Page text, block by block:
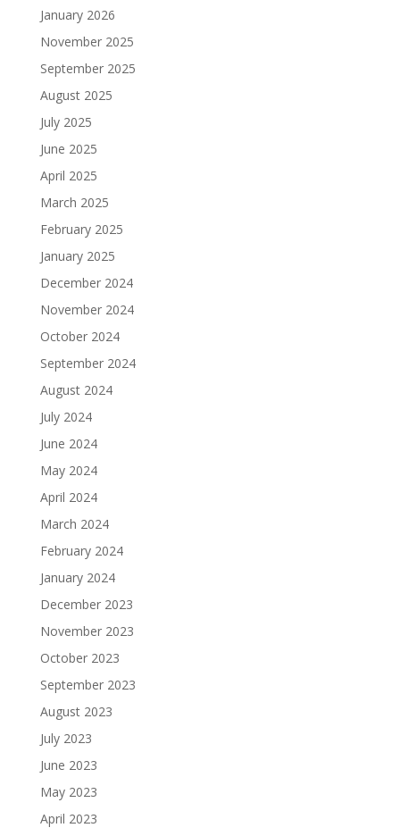
January 2026
November 2025
September 2025
August 2025
July 2025
June 2025
April 2025
March 2025
February 2025
January 2025
December 2024
November 2024
October 2024
September 2024
August 2024
July 2024
June 2024
May 2024
April 2024
March 2024
February 2024
January 2024
December 2023
November 2023
October 2023
September 2023
August 2023
July 2023
June 2023
May 2023
April 2023